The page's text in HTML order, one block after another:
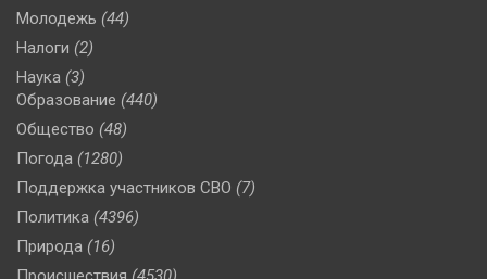
Молодежь (44)
Налоги (2)
Наука (3)
Образование (440)
Общество (48)
Погода (1280)
Поддержка участников СВО (7)
Политика (4396)
Природа (16)